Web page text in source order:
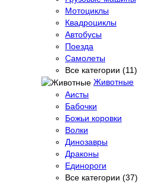
Мотоциклы
Квадроциклы
Автобусы
Поезда
Самолеты
Все категории (11)
Животные
Аисты
Бабочки
Божьи коровки
Волки
Динозавры
Драконы
Единороги
Все категории (37)